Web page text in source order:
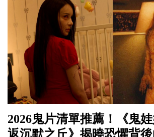
2026鬼片清單推薦！《鬼
返沉默之丘》揭曉恐懼背